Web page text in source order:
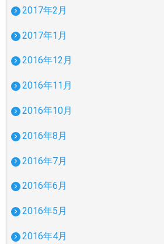
2017年2月
2017年1月
2016年12月
2016年11月
2016年10月
2016年8月
2016年7月
2016年6月
2016年5月
2016年4月